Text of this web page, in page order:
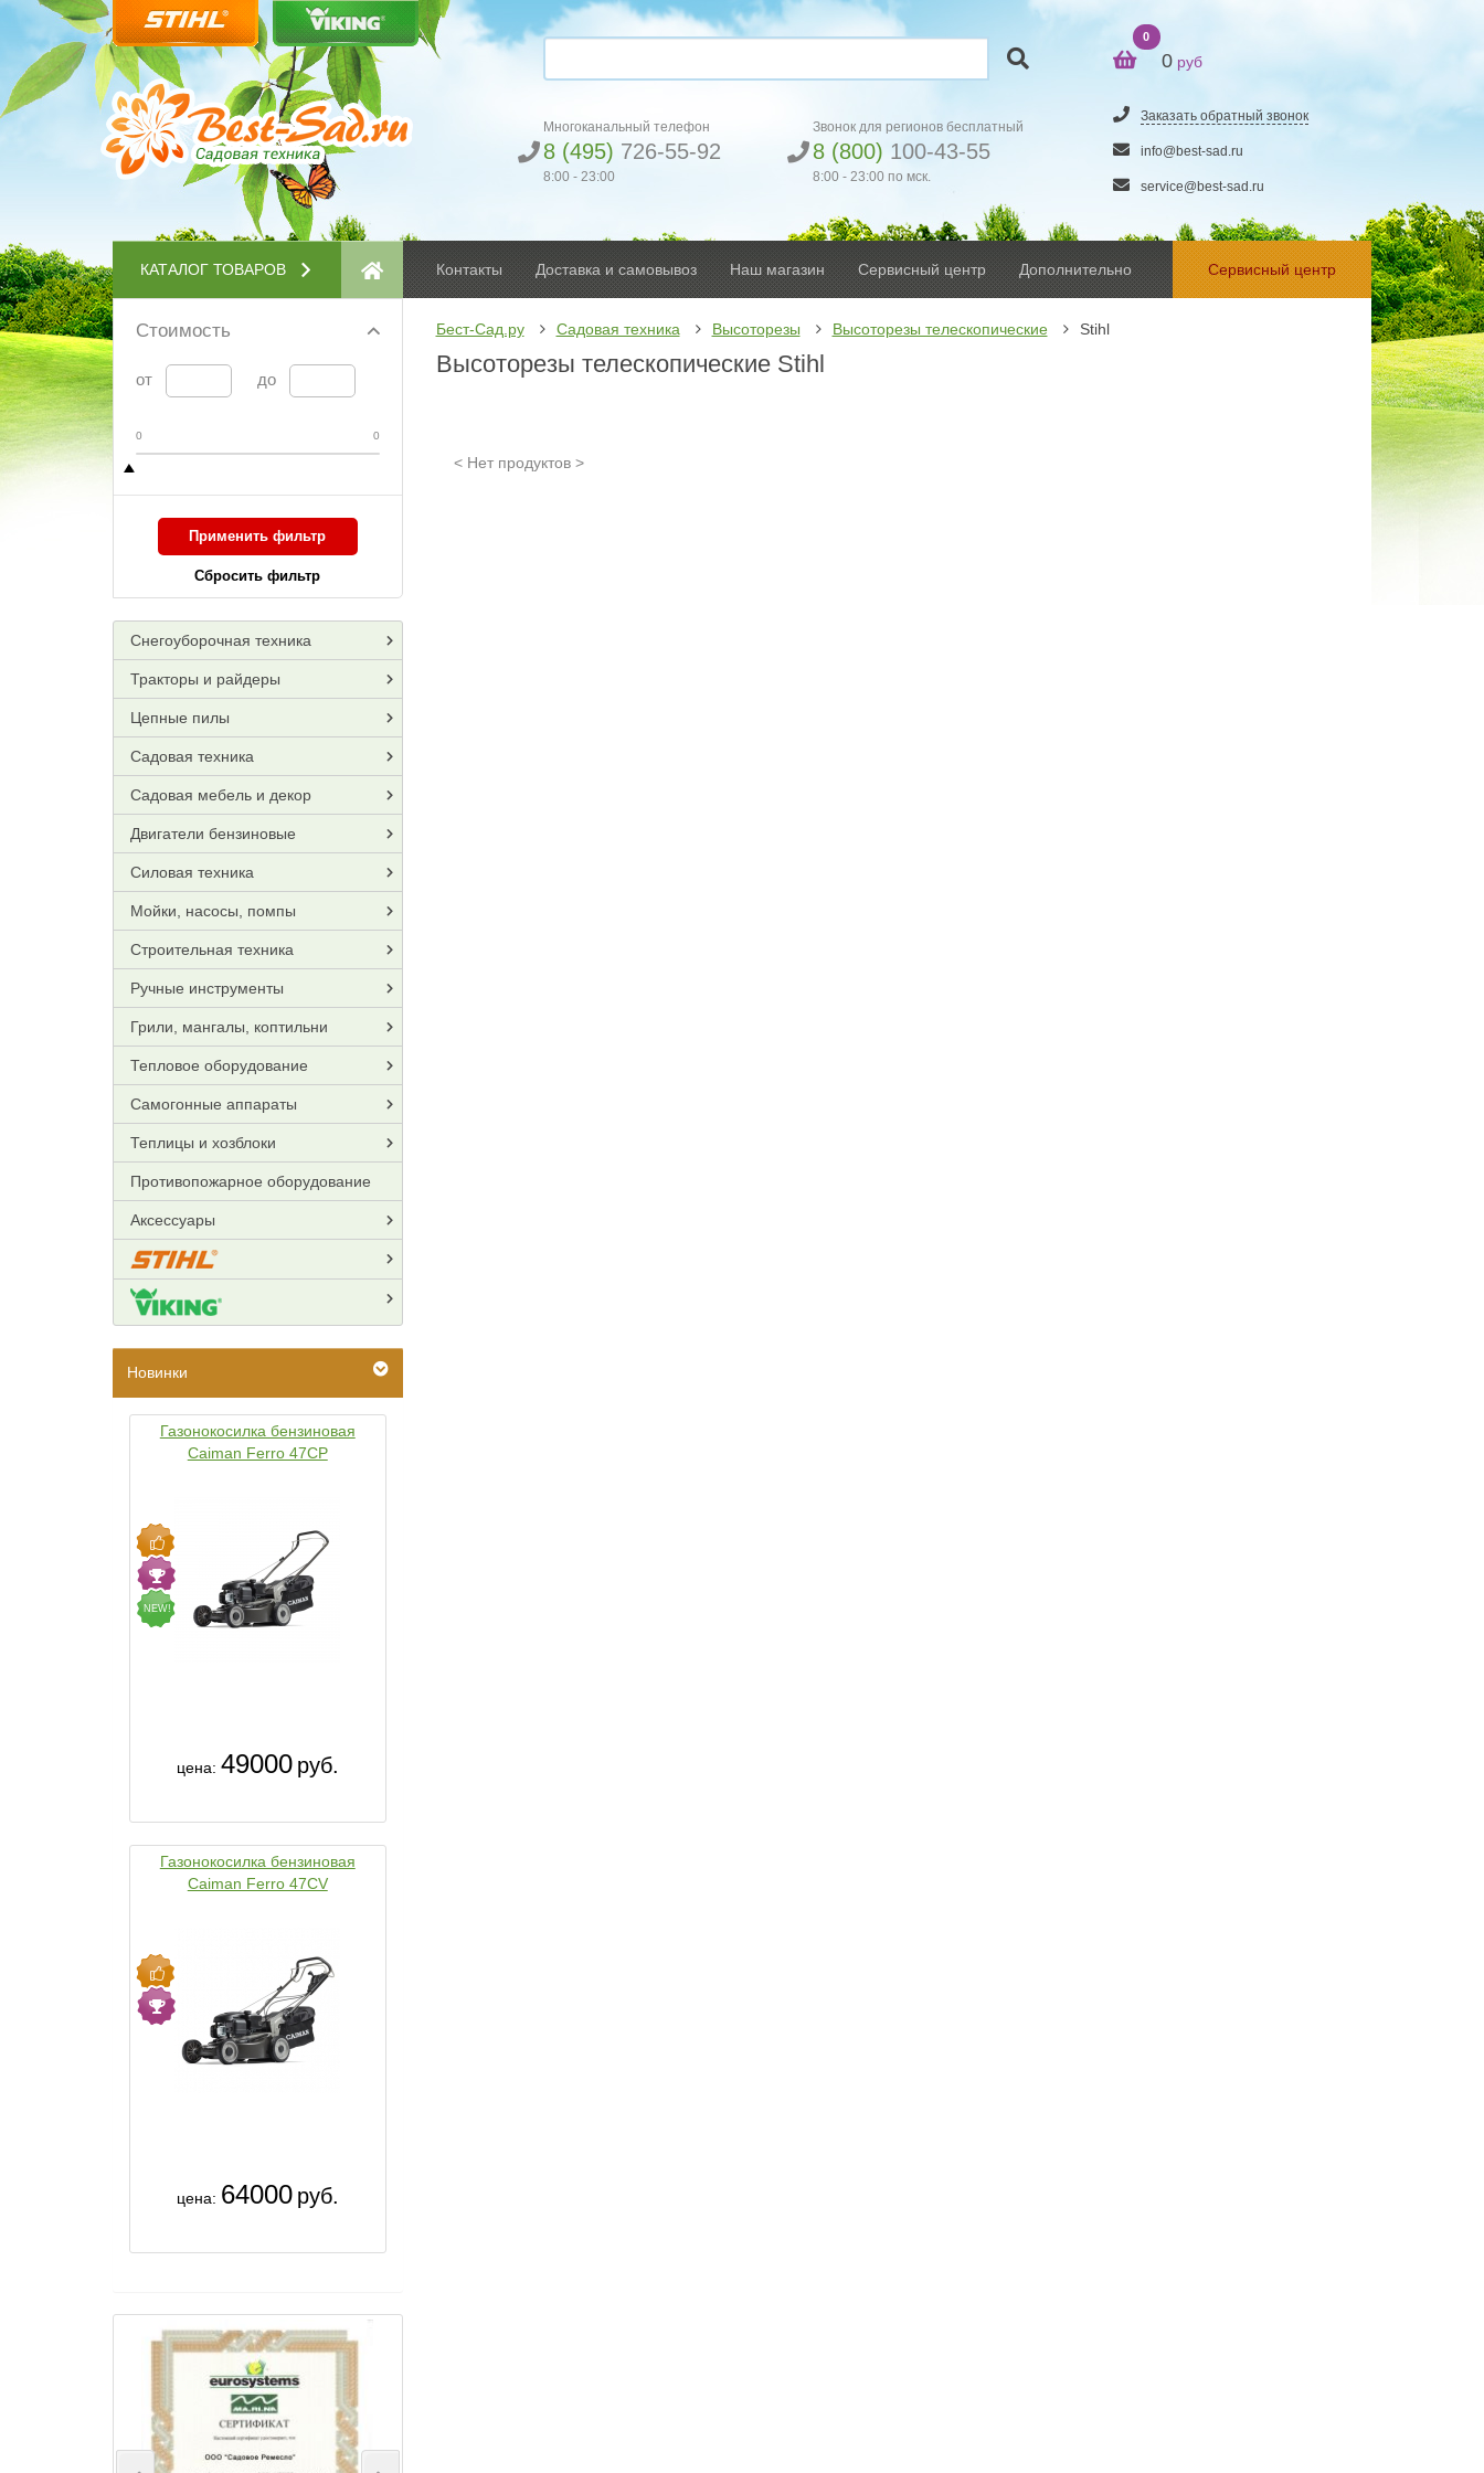
Многоканальный телефон
8 (495) 726-55-92
8:00 - 23:00
Звонок для регионов бесплатный
8 (800) 100-43-55
8:00 - 23:00 по мск.
0
0 руб
Заказать обратный звонок
info@best-sad.ru
service@best-sad.ru
КАТАЛОГ ТОВАРОВ Контакты Доставка и самовывоз Наш магазин Сервисный центр Дополнительно Сервисный центр
Стоимость
от до
0 0
Применить фильтр
Сбросить фильтр
Снегоуборочная техника
Тракторы и райдеры
Цепные пилы
Садовая техника
Садовая мебель и декор
Двигатели бензиновые
Силовая техника
Мойки, насосы, помпы
Строительная техника
Ручные инструменты
Грили, мангалы, коптильни
Тепловое оборудование
Самогонные аппараты
Теплицы и хозблоки
Противопожарное оборудование
Аксессуары
Новинки
Газонокосилка бензиновая
Caiman Ferro 47CP
NEW!
цена: 49000 руб.
Газонокосилка бензиновая
Caiman Ferro 47CV
цена: 64000 руб.
Бест-Сад.ру Садовая техника Высоторезы Высоторезы телескопические Stihl
Высоторезы телескопические Stihl
< Нет продуктов >